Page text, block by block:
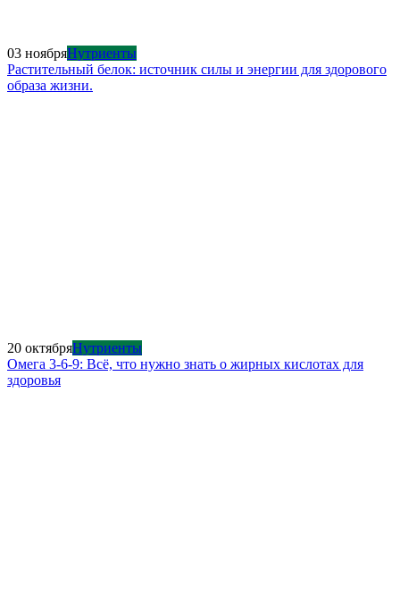
03 ноябряНутриенты
Растительный белок: источник силы и энергии для здорового
образа жизни.
20 октябряНутриенты
Омега 3-6-9: Всё, что нужно знать о жирных кислотах для
здоровья